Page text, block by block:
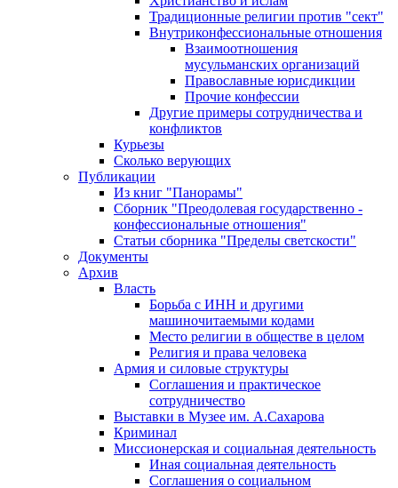
Традиционные религии против "сект"
Внутриконфессиональные отношения
Взаимоотношения
мусульманских организаций
Православные юрисдикции
Прочие конфессии
Другие примеры сотрудничества и
конфликтов
Курьезы
Сколько верующих
Публикации
Из книг "Панорамы"
Сборник "Преодолевая государственно -
конфессиональные отношения"
Статьи сборника "Пределы светскости"
Документы
Архив
Власть
Борьба с ИНН и другими
машиночитаемыми кодами
Место религии в обществе в целом
Религия и права человека
Армия и силовые структуры
Соглашения и практическое
сотрудничество
Выставки в Музее им. А.Сахарова
Криминал
Миссионерская и социальная деятельность
Иная социальная деятельность
Соглашения о социальном